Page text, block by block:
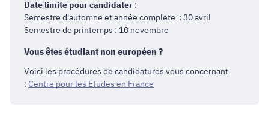
Date limite pour candidater :
Semestre d'automne et année complète : 30 avril
Semestre de printemps : 10 novembre
Vous êtes étudiant non européen ?
Voici les procédures de candidatures vous concernant
: Centre pour les Etudes en France